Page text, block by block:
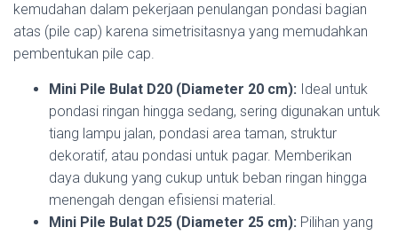
kemudahan dalam pekerjaan penulangan pondasi bagian
atas (pile cap) karena simetrisitasnya yang memudahkan
pembentukan pile cap.
Mini Pile Bulat D20 (Diameter 20 cm): Ideal untuk
pondasi ringan hingga sedang, sering digunakan untuk
tiang lampu jalan, pondasi area taman, struktur
dekoratif, atau pondasi untuk pagar. Memberikan
daya dukung yang cukup untuk beban ringan hingga
menengah dengan efisiensi material.
Mini Pile Bulat D25 (Diameter 25 cm): Pilihan yang